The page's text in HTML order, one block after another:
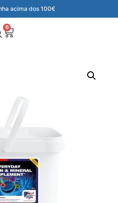
acima dos 100€
0